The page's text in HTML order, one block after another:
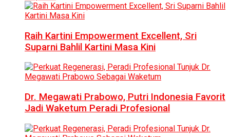
Raih Kartini Empowerment Excellent, Sri
Suparni Bahlil Kartini Masa Kini
Dr. Megawati Prabowo, Putri Indonesia Favorit
Jadi Waketum Peradi Profesional